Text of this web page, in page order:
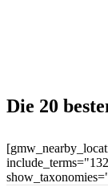
Die 20